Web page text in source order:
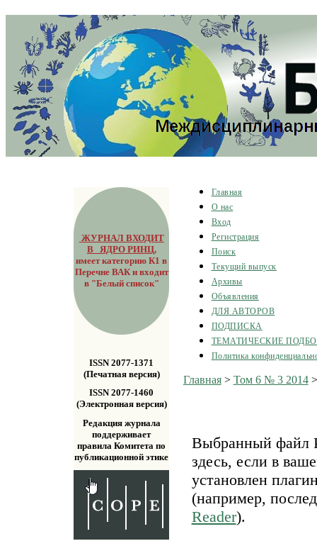
ЖУРНАЛ ВХОДИТ
В ЯДРО РИНЦ,
имеет категорию К1 в
Перечне ВАК и входит
в "Белый список"
ISSN 2077-1371
(Печатная версия)
ISSN 2077-1460
(Электронная версия)
Редакция журнала
поддерживает
правила Комитета по
публикационной этике
Главная
О нас
Вход
Регистрация
Поиск
Текущий выпуск
Архивы
Объявления
ДЛЯ АВТОРОВ
ПОДПИСКА
ТЕМАТИЧЕСКИЕ
Политика
Главная> Том 6 № 3 2014
Выбранный файл
здесь, если в
установлен
(например,
Reader).